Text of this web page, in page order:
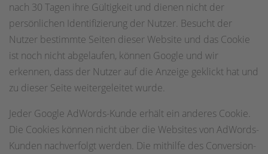
nach 30 Tagen ihre Gültigkeit und dienen nicht der
persönlichen Identifizierung der Nutzer. Besucht der
Nutzer bestimmte Seiten dieser Website und das Cookie
ist noch nicht abgelaufen, können Google und wir
erkennen, dass der Nutzer auf die Anzeige geklickt hat und
zu dieser Seite weitergeleitet wurde.
Jeder Google AdWords-Kunde erhält ein anderes Cookie.
Die Cookies können nicht über die Websites von AdWords-
Kunden nachverfolgt werden. Die mithilfe des Conversion-